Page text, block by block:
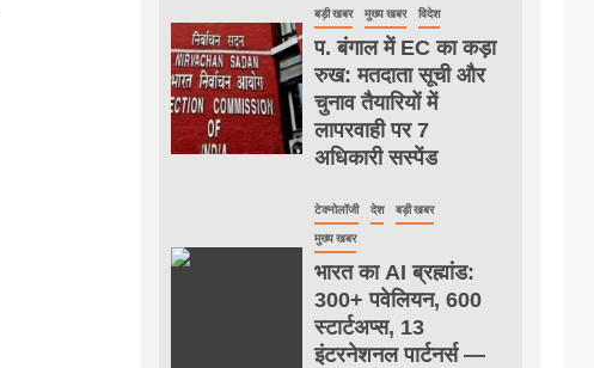
बड़ी खबर मुख्य खबर विदेश
प. बंगाल में EC का कड़ा
रुख: मतदाता सूची और
चुनाव तैयारियों में
लापरवाही पर 7
अधिकारी सस्पेंड
टेक्नोलॉजी देश बड़ी खबर
मुख्य खबर
भारत का AI ब्रह्मांड:
300+ पवेलियन, 600
स्टार्टअप्स, 13
इंटरनेशनल पार्टनर्स —